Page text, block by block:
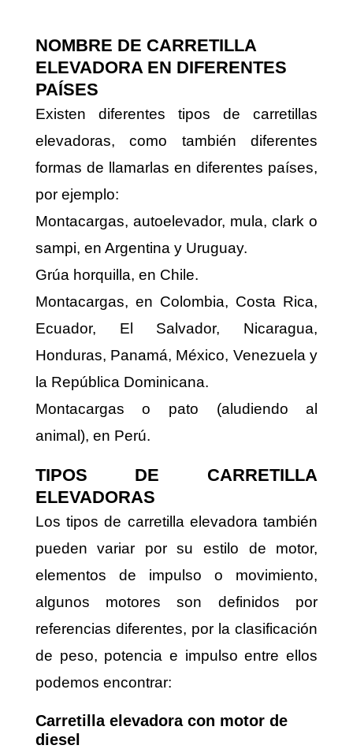
NOMBRE DE CARRETILLA
ELEVADORA EN DIFERENTES
PAÍSES
Existen diferentes tipos de carretillas
elevadoras, como también diferentes
formas de llamarlas en diferentes países,
por ejemplo:
Montacargas, autoelevador, mula, clark o
sampi, en Argentina y Uruguay.
Grúa horquilla, en Chile.
Montacargas, en Colombia, Costa Rica,
Ecuador, El Salvador, Nicaragua,
Honduras, Panamá, México, Venezuela y
la República Dominicana.
Montacargas o pato (aludiendo al
animal), en Perú.
TIPOS DE CARRETILLA
ELEVADORAS
Los tipos de carretilla elevadora también
pueden variar por su estilo de motor,
elementos de impulso o movimiento,
algunos motores son definidos por
referencias diferentes, por la clasificación
de peso, potencia e impulso entre ellos
podemos encontrar:
Carretilla elevadora con motor de
diesel